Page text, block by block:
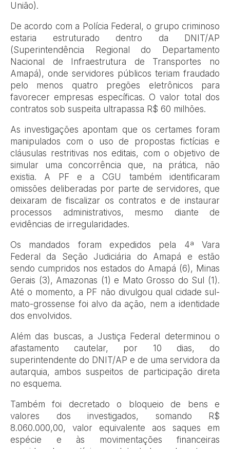
União).
De acordo com a Polícia Federal, o grupo criminoso
estaria estruturado dentro da DNIT/AP
(Superintendência Regional do Departamento
Nacional de Infraestrutura de Transportes no
Amapá), onde servidores públicos teriam fraudado
pelo menos quatro pregões eletrônicos para
favorecer empresas específicas. O valor total dos
contratos sob suspeita ultrapassa R$ 60 milhões.
As investigações apontam que os certames foram
manipulados com o uso de propostas fictícias e
cláusulas restritivas nos editais, com o objetivo de
simular uma concorrência que, na prática, não
existia. A PF e a CGU também identificaram
omissões deliberadas por parte de servidores, que
deixaram de fiscalizar os contratos e de instaurar
processos administrativos, mesmo diante de
evidências de irregularidades.
Os mandados foram expedidos pela 4ª Vara
Federal da Seção Judiciária do Amapá e estão
sendo cumpridos nos estados do Amapá (6), Minas
Gerais (3), Amazonas (1) e Mato Grosso do Sul (1).
Até o momento, a PF não divulgou qual cidade sul-
mato-grossense foi alvo da ação, nem a identidade
dos envolvidos.
Além das buscas, a Justiça Federal determinou o
afastamento cautelar, por 10 dias, do
superintendente do DNIT/AP e de uma servidora da
autarquia, ambos suspeitos de participação direta
no esquema.
Também foi decretado o bloqueio de bens e
valores dos investigados, somando R$
8.060.000,00, valor equivalente aos saques em
espécie e às movimentações financeiras